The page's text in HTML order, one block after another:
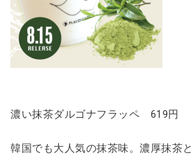
濃い抹茶ダルゴナフラッペ 619円
韓国でも大人気の抹茶味。濃厚抹茶